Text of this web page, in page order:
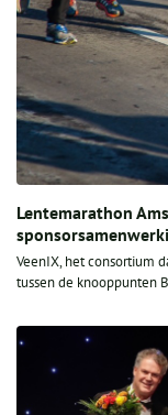
Lentemarathon
VeenIX, het consortium
tussen de knooppunten